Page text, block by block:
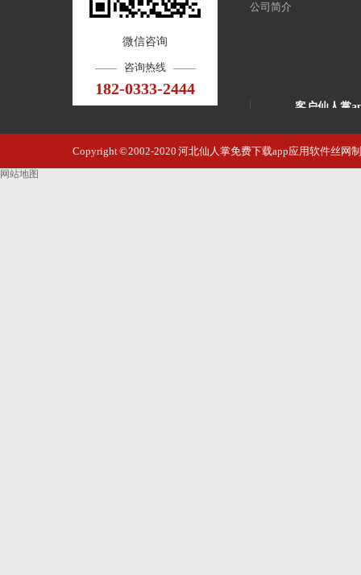
微信咨询
咨询热线
182-0333-2444
公司简介
客户仙人掌
石家庄商城电
高铁站
Copyright © 2002-2020 河北仙人掌免费下载app应用软件丝
网站地图